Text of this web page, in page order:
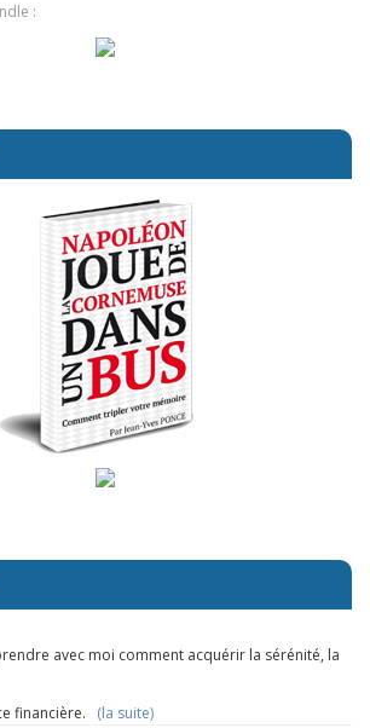
:
avec moi comment acquérir la sérénité, la
financière. (la suite)